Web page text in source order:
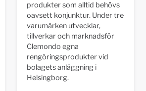
produkter som alltid behövs
oavsett konjunktur. Under tre
varumärken utvecklar,
tillverkar och marknadsför
Clemondo egna
rengöringsprodukter vid
bolagets anläggning i
Helsingborg.